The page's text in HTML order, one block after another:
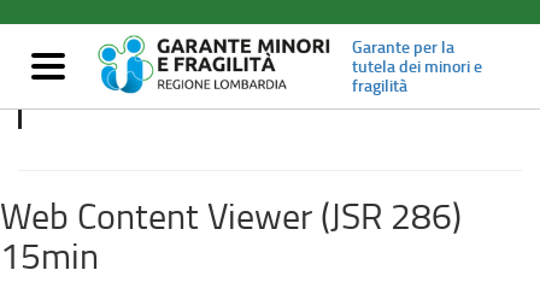
contenuto
principale
Come
opera
Mostra/nascondi
navigazione
Garante per la
tutela dei minori e
fragilità
Web Content Viewer (JSR 286)
15min